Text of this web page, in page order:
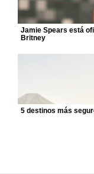
Jamie Spears está
Britney
5 destinos más